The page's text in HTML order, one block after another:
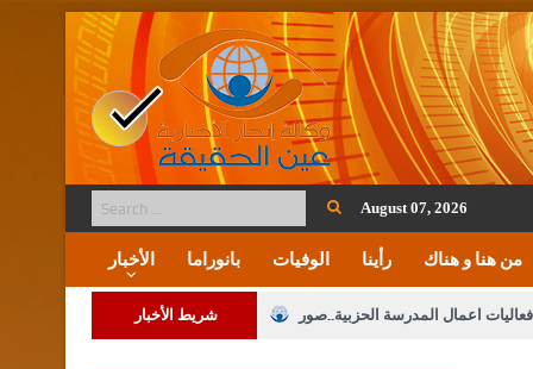
August 07, 2026
الأخبار بانوراما الوفيات رأينا من هنا و هناك
شريط الأخبار اعمال المدرسة الحزبية..صور